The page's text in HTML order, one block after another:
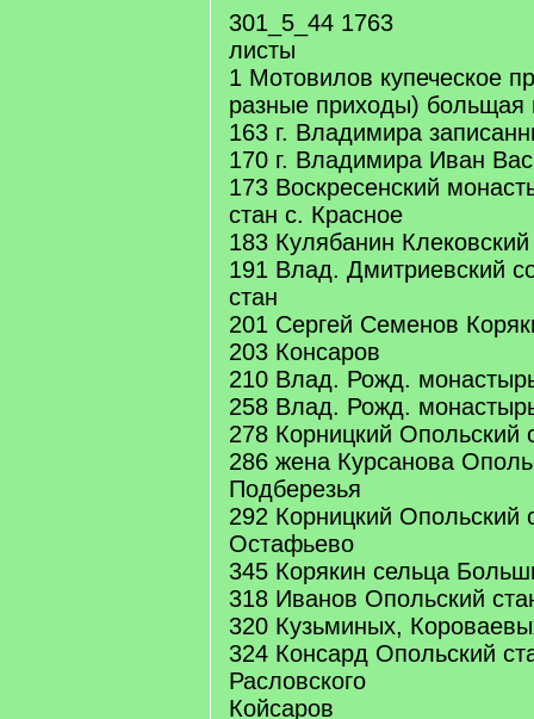
301_5_44 1763
листы
1 Мотовилов купеческое
разные приходы) больщая
163 г. Владимира
170 г. Владимира Иван
173 Воскресенский
стан с. Красное
183 Кулябанин
191 Влад. Дмитриевский
стан
201 Сергей Семенов
203 Консаров
210 Влад. Рожд.
258 Влад. Рожд.
278 Корницкий Опольский
286 жена Курсанова
Подберезья
292 Корницкий Опольский
Остафьево
345 Корякин сельца
318 Иванов Опольский
320 Кузьминых,
324 Консард Опольский
Расловского
Койсаров